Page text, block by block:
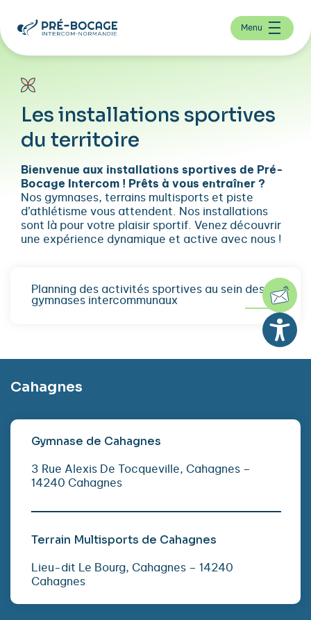
Menu
Les installations sportives
du territoire
Bienvenue aux installations sportives de Pré-
Bocage Intercom ! Prêts à vous entraîner ?
Nos gymnases, terrains multisports et piste
d’athlétisme vous attendent. Nos installations
sont là pour votre plaisir sportif. Venez découvrir
une expérience dynamique et active avec nous !
Planning des activités sportives au sein des
gymnases intercommunaux
Cahagnes
Gymnase de Cahagnes
3 Rue Alexis De Tocqueville, Cahagnes –
14240 Cahagnes
Terrain Multisports de Cahagnes
Lieu-dit Le Bourg, Cahagnes – 14240
Cahagnes